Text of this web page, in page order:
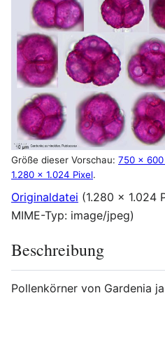
Größe dieser Vorschau: 750 × 600
1.280 × 1.024 Pixel.
Originaldatei (1.280 × 1.024
MIME-Typ: image/jpeg)
Beschreibung
Pollenkörner von Gardenia